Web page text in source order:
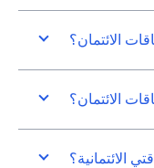
الائتمان؟
الائتمان؟
الائتمانية؟